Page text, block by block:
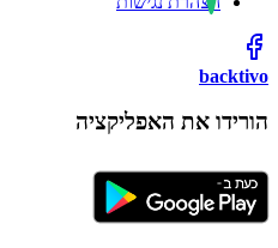
backtivo
הורידו את האפליקציה